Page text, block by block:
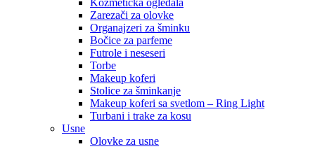
Kozmetička ogledala
Zarezači za olovke
Organajzeri za šminku
Bočice za parfeme
Futrole i neseseri
Torbe
Makeup koferi
Stolice za šminkanje
Makeup koferi sa svetlom – Ring Light
Turbani i trake za kosu
Usne
Olovke za usne